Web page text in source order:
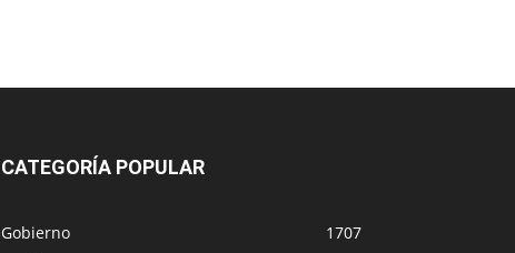
CATEGORÍA POPULAR
Gobierno
1707